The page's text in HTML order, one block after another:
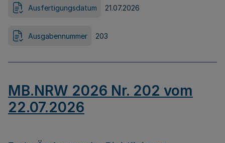
Ausfertigungsdatum 21.07.2026
Ausgabennummer 203
MB.NRW 2026 Nr. 202 vom
22.07.2026